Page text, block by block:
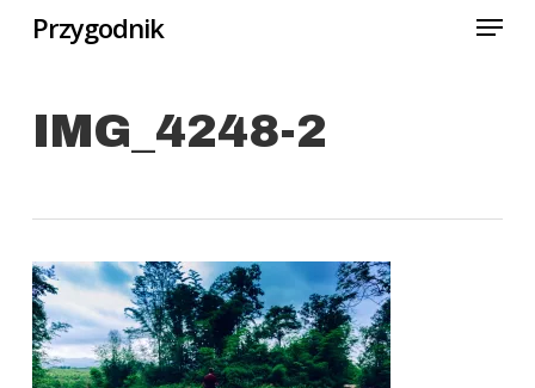
Skip
content
Przygodnik Menu
IMG_4248-2